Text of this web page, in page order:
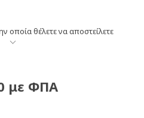
οποία θέλετε να αποστείλετε
με ΦΠΑ